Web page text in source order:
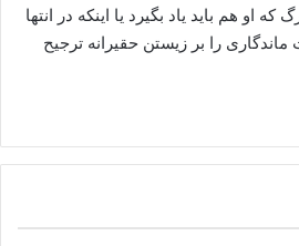
او هم باید یاد بگیرد یا اینکه در انتها
را بر زیستن حقیرانه ترجیح